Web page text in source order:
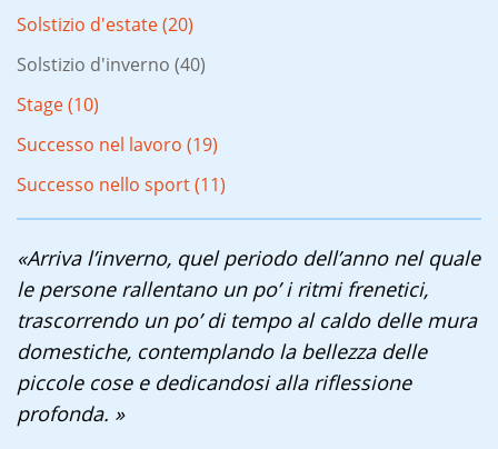
Solstizio d'estate (20)
Solstizio d'inverno (40)
Stage (10)
Successo nel lavoro (19)
Successo nello sport (11)
«Arriva l’inverno, quel periodo dell’anno nel quale
le persone rallentano un po’ i ritmi frenetici,
trascorrendo un po’ di tempo al caldo delle mura
domestiche, contemplando la bellezza delle
piccole cose e dedicandosi alla riflessione
profonda. »